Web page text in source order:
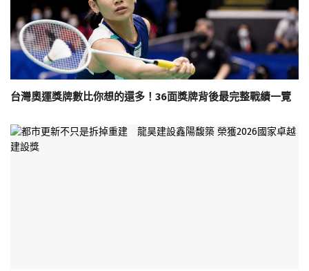
台灣奧運獎牌數比你想的還多！36面獎牌背後最完整戰績一覽